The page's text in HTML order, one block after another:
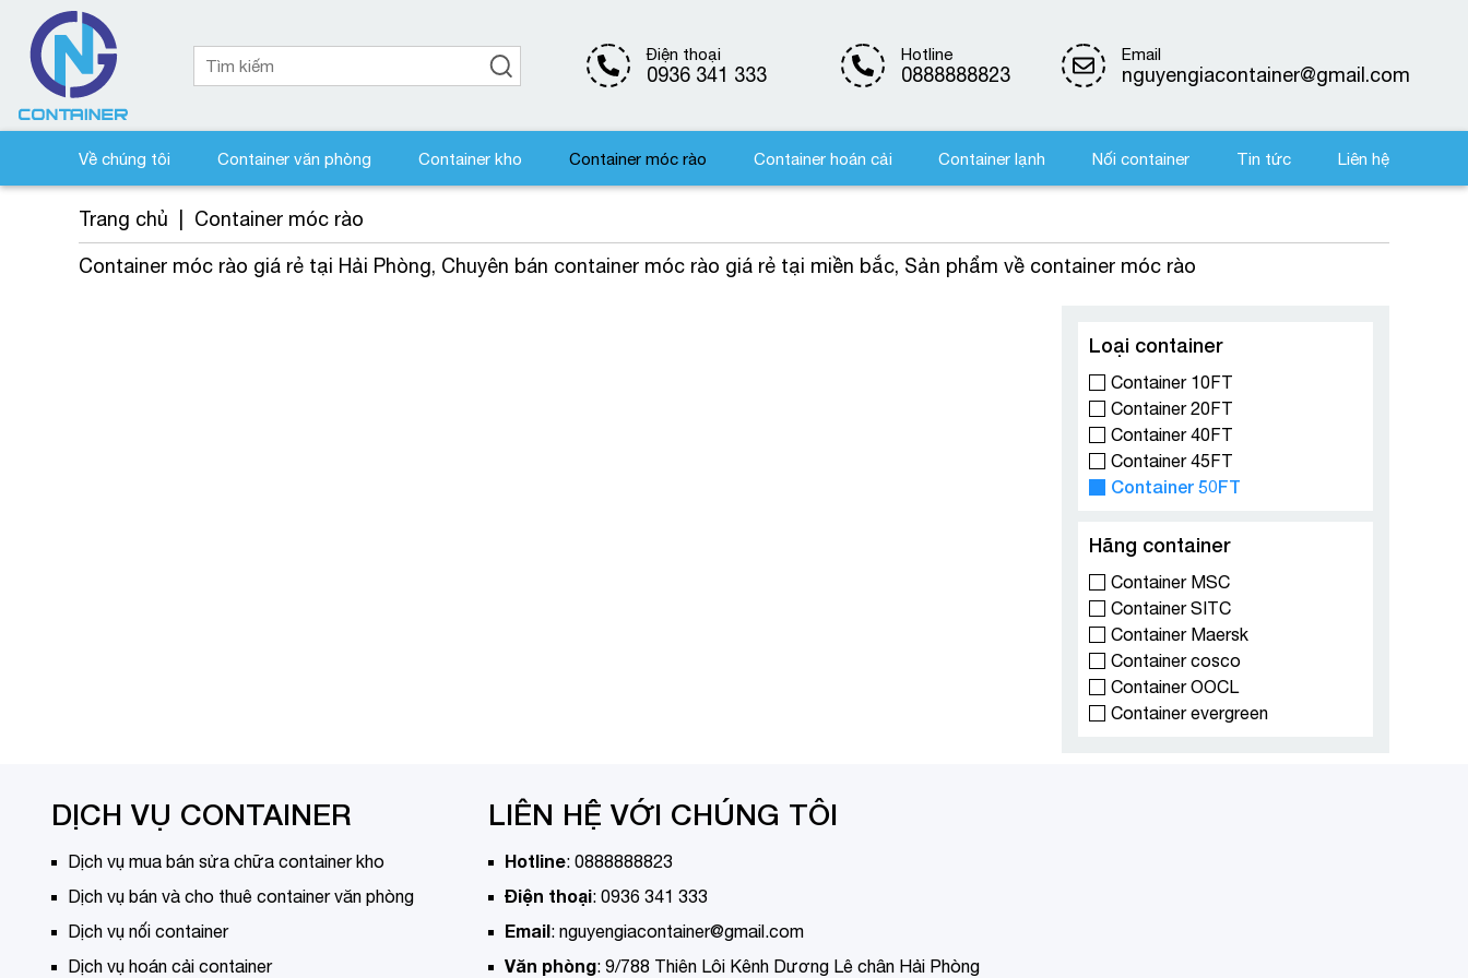
Điện thoại
0936 341 333
Hotline
0888888823
Email
nguyengiacontainer@gmail.com
Về chúng tôi Container văn phòng Container kho Container móc rào Container hoán cải Container lạnh Nối container Tin tức Liên hệ
Trang chủ Container móc rào
Container móc rào giá rẻ tại Hải Phòng, Chuyên bán container móc rào giá rẻ tại miền bắc, Sản phẩm về container móc rào
Loại container
Container 10FT
Container 20FT
Container 40FT
Container 45FT
Container 50FT
Hãng container
Container MSC
Container SITC
Container Maersk
Container cosco
Container OOCL
Container evergreen
DỊCH VỤ CONTAINER
Dịch vụ mua bán sửa chữa container kho
Dịch vụ bán và cho thuê container văn phòng
Dịch vụ nối container
Dịch vụ hoán cải container
LIÊN HỆ VỚI CHÚNG TÔI
Hotline: 0888888823
Điện thoại: 0936 341 333
Email: nguyengiacontainer@gmail.com
Văn phòng: 9/788 Thiên Lôi Kênh Dương Lê chân Hải Phòng